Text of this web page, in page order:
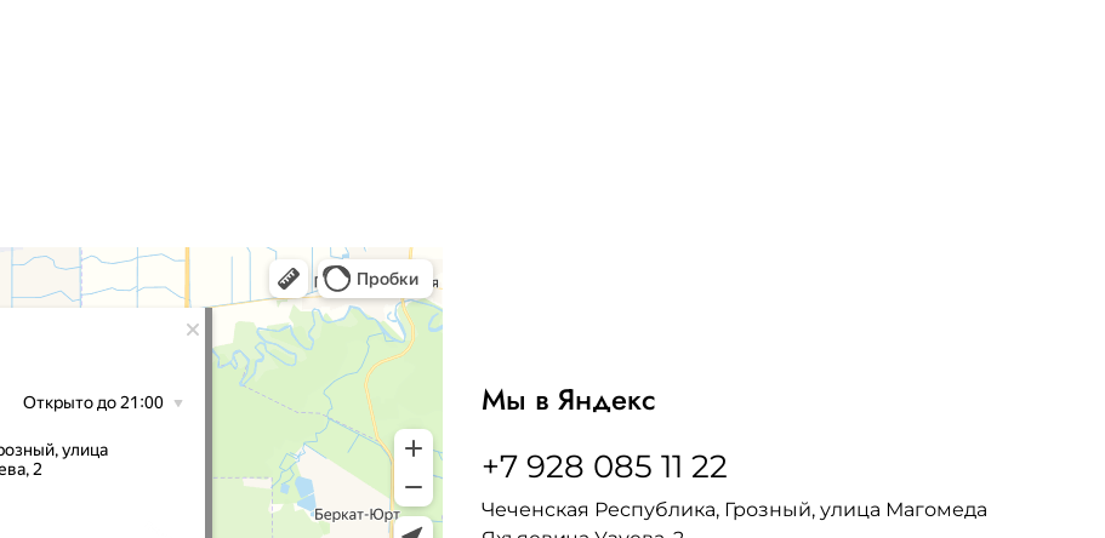
Мы в Яндекс
+7 928 085 11 22
Чеченская Республика, Грозный, улица Магомеда